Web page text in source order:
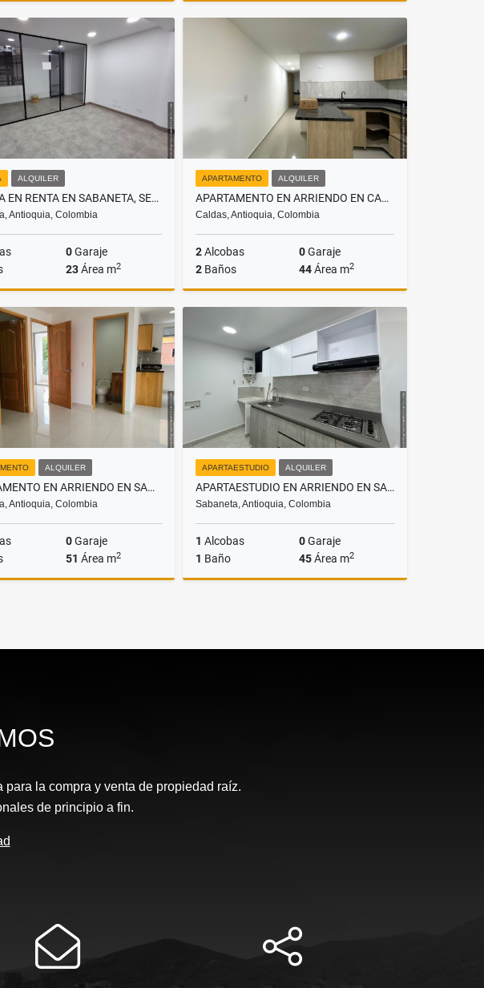
Alquiler
$1.600.000 $1.700.000
ALQUILER
OFICINA EN RENTA EN SABANETA, SECTOR BETANIA
Antioquia, Colombia
0Garaje
23Área m2
Alquiler
$1.900.000
APARTAMENTO ALQUILER
APARTAMENTO EN ARRIENDO EN CALDAS, SECTOR PARQUE
Caldas, Antioquia, Colombia
2Alcobas 0Garaje
2Baños 44Área m2
Alquiler
ALQUILER
APARTAMENTO EN ARRIENDO EN SABANETA , SECTOR VEGAS DE LA DOCTORA
Antioquia, Colombia
0Garaje
51 Área m2
APARTAESTUDIO ALQUILER
APARTAESTUDIO EN ARRIENDO EN SABANETA, SECTOR LAS LOMITAS
Sabaneta, Antioquia, Colombia
1 Alcobas 0Garaje
1 Baño 45Área m2
la compra y venta de propiedad raíz.
de principio a fin.